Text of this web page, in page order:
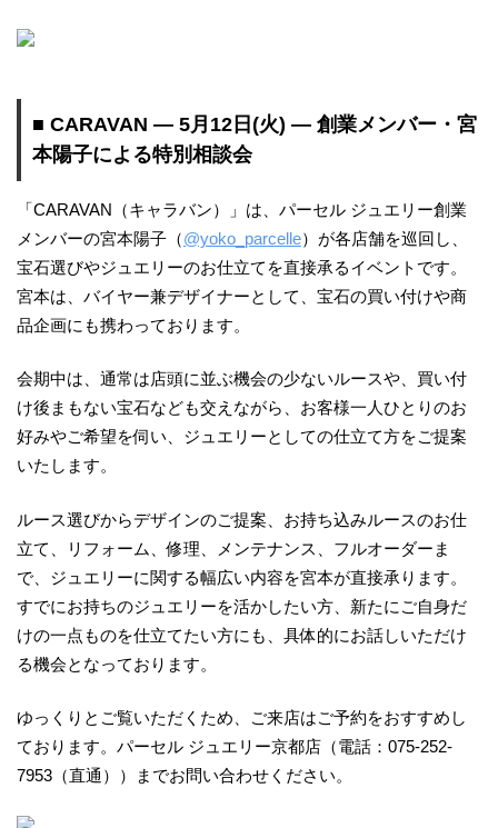
■ CARAVAN ― 5月12日(火) ― 創業メンバー・宮
本陽子による特別相談会
「CARAVAN（キャラバン）」は、パーセル ジュエリー創業
メンバーの宮本陽子（@yoko_parcelle）が各店舗を巡回し、
宝石選びやジュエリーのお仕立てを直接承るイベントです。
宮本は、バイヤー兼デザイナーとして、宝石の買い付けや商
品企画にも携わっております。
会期中は、通常は店頭に並ぶ機会の少ないルースや、買い付
け後まもない宝石なども交えながら、お客様一人ひとりのお
好みやご希望を伺い、ジュエリーとしての仕立て方をご提案
いたします。
ルース選びからデザインのご提案、お持ち込みルースのお仕
立て、リフォーム、修理、メンテナンス、フルオーダーま
で、ジュエリーに関する幅広い内容を宮本が直接承ります。
すでにお持ちのジュエリーを活かしたい方、新たにご自身だ
けの一点ものを仕立てたい方にも、具体的にお話しいただけ
る機会となっております。
ゆっくりとご覧いただくため、ご来店はご予約をおすすめし
ております。パーセル ジュエリー京都店（電話：075-252-
7953（直通））までお問い合わせください。